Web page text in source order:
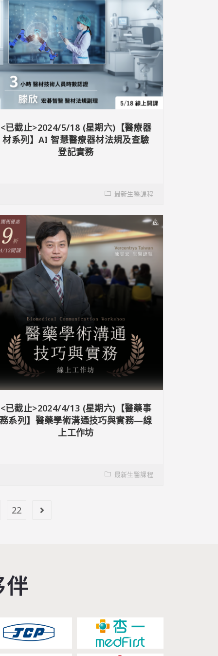
<已截止>2024/5/18 (星期六)【醫療器
材系列】AI 智慧醫療器材法規及查驗
登記實務
最新生醫課程
<已截止>2024/4/13 (星期六)【醫藥事
務系列】醫藥學術溝通技巧與實務—線
上工作坊
最新生醫課程
22